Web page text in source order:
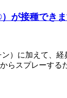
が接種でき
）に加えて、
らスプレーする